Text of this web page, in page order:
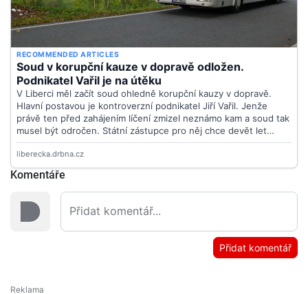
Komentáře
Přidat komentář